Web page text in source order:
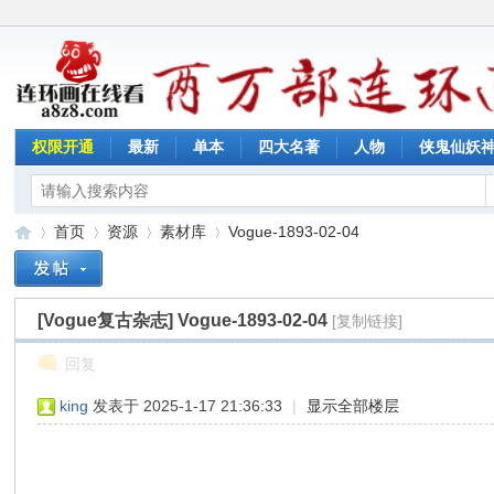
权限开通 最新 单本 四大名著 人物 侠鬼仙妖
»
首页
›
资源
›
素材库
›
Vogue-1893-02-04
[Vogue复古杂志]Vogue-1893-02-04 [复制链接]
回复
king 发表于 2025-1-17 21:36:33 | 显示全部楼层